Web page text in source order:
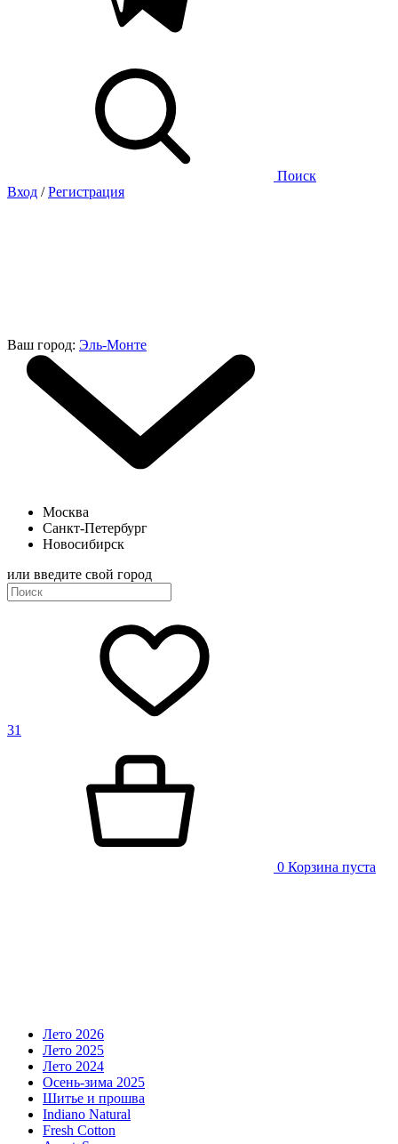
Поиск
Вход /Регистрация
Ваш город: Эль-Монте
Москва
Санкт-Петербург
Новосибирск
или введите свой город
31
0 Корзина пуста
Лето 2026
Лето 2025
Лето 2024
Осень-зима 2025
Шитье и прошва
Indiano Natural
Fresh Cotton